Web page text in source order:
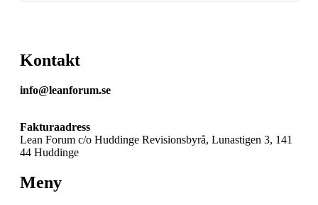
Kontakt
info@leanforum.se
Fakturaadress
Lean Forum c/o Huddinge Revisionsbyrå, Lunastigen 3, 141
44 Huddinge
Meny